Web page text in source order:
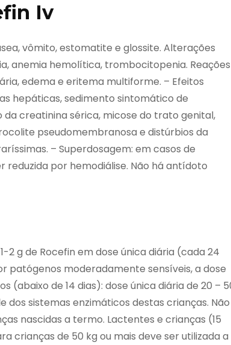
Iv
vômito, estomatite e glossite. Alterações
anemia hemolítica, trombocitopenia. Reações
edema e eritema multiforme. – Efeitos
hepáticas, sedimento sintomático de
creatinina sérica, micose do trato genital,
pseudomembranosa e distúrbios da
– Superdosagem: em casos de
por hemodiálise. Não há antídoto
2 g de Rocefin em dose única diária (cada 24
patógenos moderadamente sensíveis, a dose
(abaixo de 14 dias): dose única diária de 20 –
sistemas enzimáticos destas crianças. Não
nascidas a termo. Lactentes e crianças (15
crianças de 50 kg ou mais deve ser utilizada a